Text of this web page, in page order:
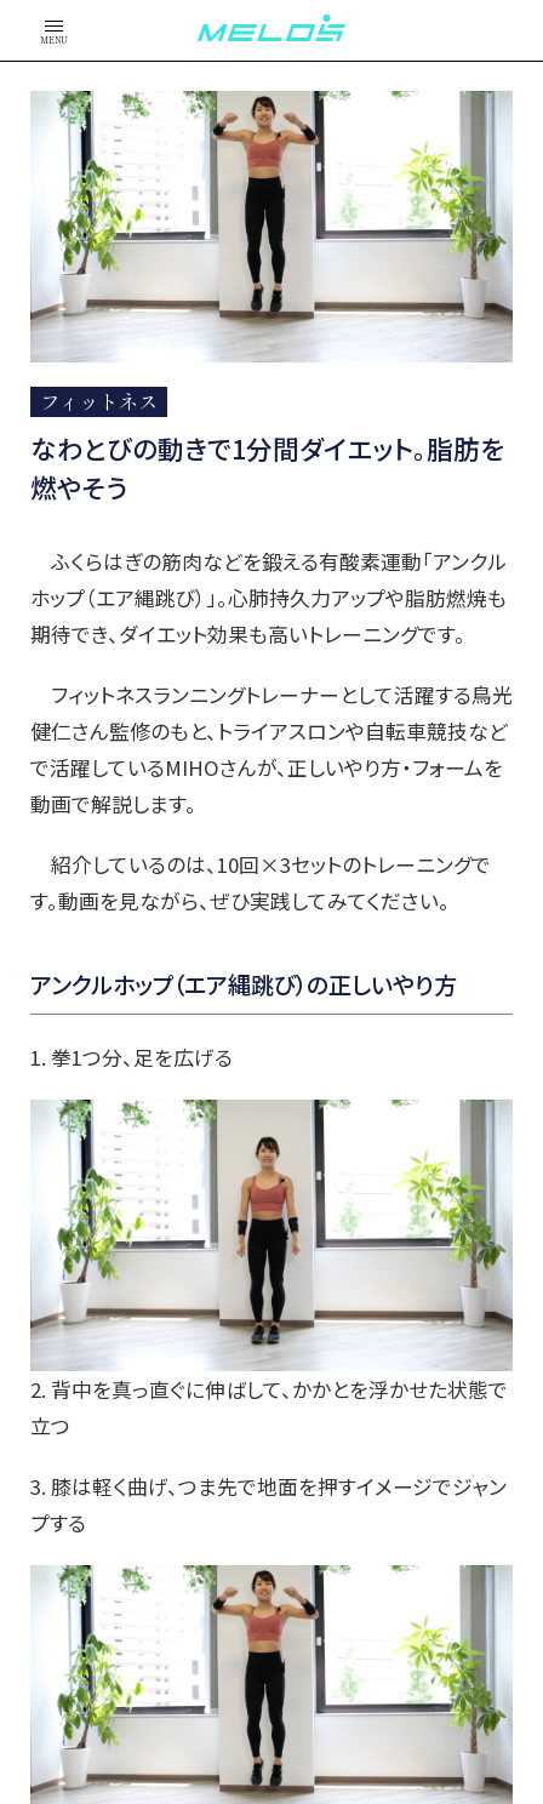
MENU
フィットネス
なわとびの動きで1分間ダイエット。脂肪を
燃やそう
ふくらはぎの筋肉などを鍛える有酸素運動「アンクル
ホップ（エア縄跳び）」。心肺持久力アップや脂肪燃焼も
期待でき、ダイエット効果も高いトレーニングです。
フィットネスランニングトレーナーとして活躍する鳥光
健仁さん監修のもと、トライアスロンや自転車競技など
で活躍しているMIHOさんが、正しいやり方・フォームを
動画で解説します。
紹介しているのは、10回×3セットのトレーニングで
す。動画を見ながら、ぜひ実践してみてください。
アンクルホップ（エア縄跳び）の正しいやり方
1. 拳1つ分、足を広げる
2. 背中を真っ直ぐに伸ばして、かかとを浮かせた状態で
立つ
3. 膝は軽く曲げ、つま先で地面を押すイメージでジャン
プする